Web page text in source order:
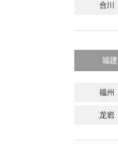
合川
福建
福州
龙岩